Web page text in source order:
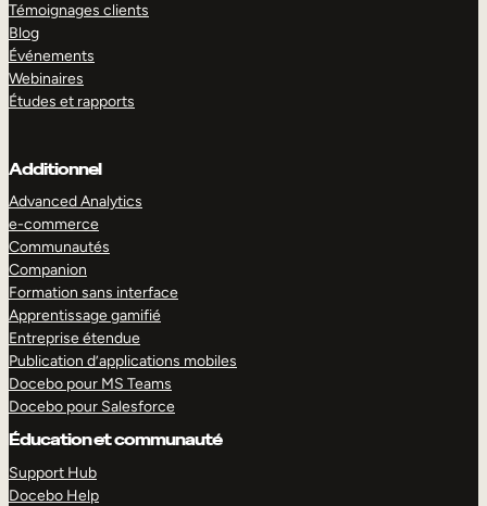
Témoignages clients
Blog
Événements
Webinaires
Études et rapports
Additionnel
Advanced Analytics
e-commerce
Communautés
Companion
Formation sans interface
Apprentissage gamifié
Entreprise étendue
Publication d’applications mobiles
Docebo pour MS Teams
Docebo pour Salesforce
Éducation et communauté
Support Hub
Docebo Help